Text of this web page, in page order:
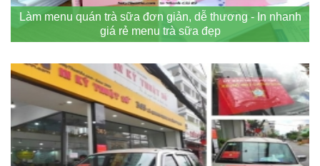
Làm menu quán trà sữa đơn giản, dễ thương - In nhanh
giá rẻ menu trà sữa đẹp